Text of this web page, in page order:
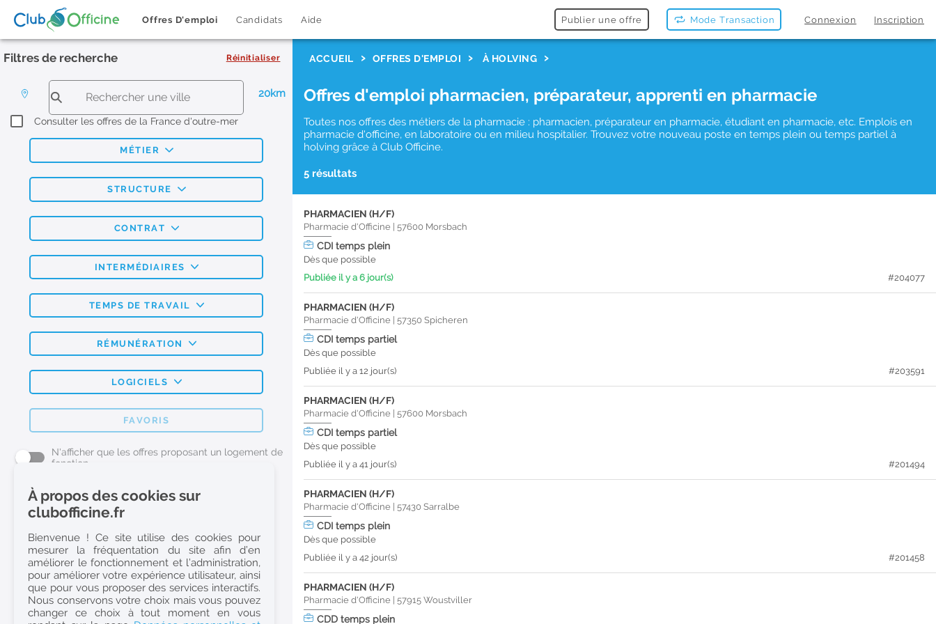
Offres D'emploi Candidats Aide Publier une offre Mode Transaction Connexion Inscription
Filtres de recherche Réinitialiser
20km
Consulter les offres de la France d'outre-mer
MÉTIER
STRUCTURE
CONTRAT
INTERMÉDIAIRES
TEMPS DE TRAVAIL
RÉMUNÉRATION
LOGICIELS
FAVORIS
N'afficher que les offres proposant un logement de
fonction
L'emploi Pharmacie par métier
Pharmacien (H/F)
Préparateur en Pharmacie (H/F)
Etudiant en Pharmacie (H/F)
Etudiant en Pharmacie 6e année validée (H/F)
Conseiller Dermo Cosmetique - Esthéticienne (H/F)
ACCUEIL OFFRES D'EMPLOI À HOLVING
Offres d'emploi pharmacien, préparateur, apprenti en pharmacie
Toutes nos offres des métiers de la pharmacie : pharmacien, préparateur en pharmacie, étudiant en pharmacie, etc. Emplois en
pharmacie d'officine, en laboratoire ou en milieu hospitalier. Trouvez votre nouveau poste en temps plein ou temps partiel à
holving grâce à Club Officine.
5 résultats
PHARMACIEN (H/F)
Pharmacie d'Officine |57600 Morsbach
CDItemps plein
Dès que possible
Publiée il y a 6 jour(s)
#204077
PHARMACIEN (H/F)
Pharmacie d'Officine |57350Spicheren
CDItemps partiel
Dès que possible
Publiée il y a 12 jour(s)
#203591
PHARMACIEN (H/F)
Pharmacie d'Officine |57600 Morsbach
CDItemps partiel
Dès que possible
Publiée il y a 41 jour(s)
#201494
PHARMACIEN (H/F)
Pharmacie d'Officine |57430Sarralbe
CDItemps plein
Dès que possible
Publiée il y a 42 jour(s)
#201458
PHARMACIEN (H/F)
Pharmacie d'Officine |57915Woustviller
CDDtemps plein
À propos des cookies sur
clubofficine.fr
Bienvenue ! Ce site utilise des cookies pour
mesurer la fréquentation du site afin d’en
améliorer le fonctionnement et l’administration,
pour améliorer votre expérience utilisateur, ainsi
que pour vous proposer des services interactifs.
Nous conservons votre choix mais vous pouvez
changer ce choix à tout moment en vous